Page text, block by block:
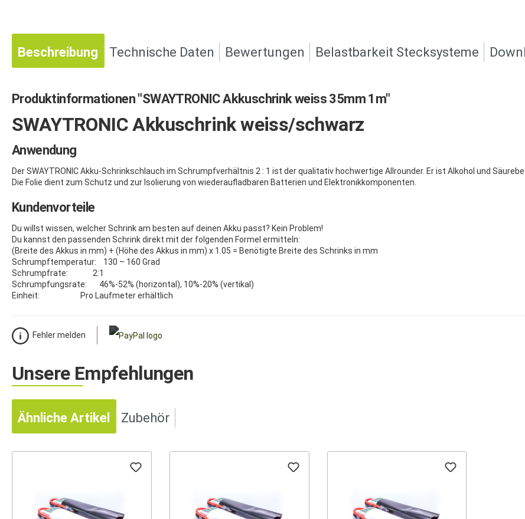
Beschreibung Technische Daten Bewertungen Belastbarkeit Stecksysteme
Produktinformationen "SWAYTRONIC Akkuschrink weiss 35mm 1m"
SWAYTRONIC Akkuschrink weiss/schwarz
Anwendung
Der SWAYTRONIC Akku-Schrinkschlauch im Schrumpfverhältnis 2 : 1 ist der qualitativ hochwertige Allrounder. Er ist Alkohol und
Die Folie dient zum Schutz und zur Isolierung von wiederaufladbaren Batterien und Elektronikkomponenten.
Kundenvorteile
Du willst wissen, welcher Schrink am besten auf deinen Akku passt? Kein Problem!
Du kannst den passenden Schrink direkt mit der folgenden Formel ermitteln:
(Breite des Akkus in mm) + (Höhe des Akkus in mm) x 1.05 = Benötigte Breite des Schrinks in mm
Schrumpftemperatur: 130 – 160 Grad
Schrumpfrate: 2:1
Schrumpfungsrate: 46%-52% (horizontal), 10%-20% (vertikal)
Einheit: Pro Laufmeter erhältlich
Fehler melden
Unsere Empfehlungen
Ähnliche Artikel Zubehör